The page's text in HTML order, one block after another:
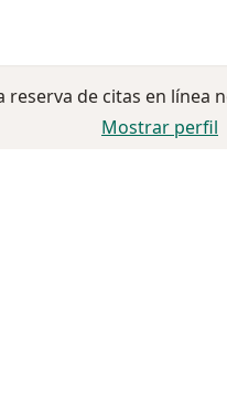
reserva de citas en línea
Mostrar perfil